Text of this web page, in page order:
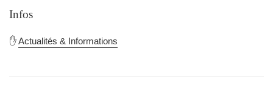
Infos
✋Actualités & Informations